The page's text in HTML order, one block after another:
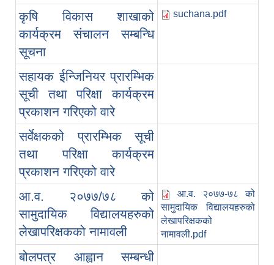
कृषि विकास शाखाको
कार्यक्रम संचालन सम्बन्धि
सूचना
suchana.pdf
सहायक ईन्जिनियर प्रारम्भिक
सूची तथा परिक्षा कार्यक्रम
प्रकाशन गरिएको वारे
सर्वेक्षकको प्रारम्भिक सूची
तथा परिक्षा कार्यक्रम
प्रकाशन गरिएको वारे
आ.व. २०७७/७८ को
सामुदायिक विद्यालयहरुको
लेखापरिक्षकको नामावली
आ.व. २०७७-७८ को
सामुदायिक विद्यालयहरुको
लेखापरिक्षकको
नामावली.pdf
बोलपत्र आह्वान सम्बन्धी